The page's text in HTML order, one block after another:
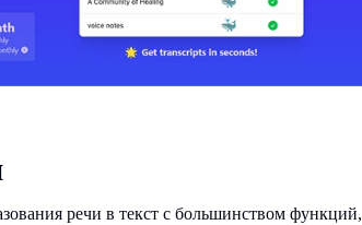
речи в текст с большинством функций,